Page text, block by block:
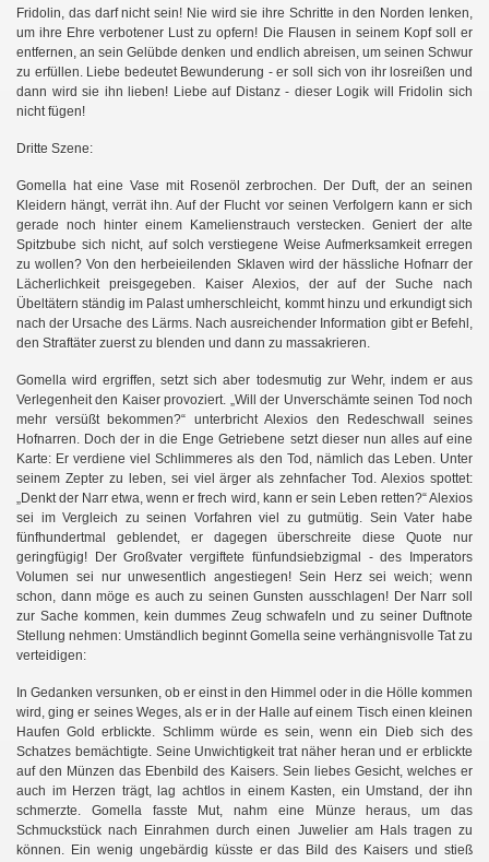
Fridolin, das darf nicht sein! Nie wird sie ihre Schritte in den Norden lenken,
um ihre Ehre verbotener Lust zu opfern! Die Flausen in seinem Kopf soll er
entfernen, an sein Gelübde denken und endlich abreisen, um seinen Schwur
zu erfüllen. Liebe bedeutet Bewunderung - er soll sich von ihr losreißen und
dann wird sie ihn lieben! Liebe auf Distanz - dieser Logik will Fridolin sich
nicht fügen!
Dritte Szene:
Gomella hat eine Vase mit Rosenöl zerbrochen. Der Duft, der an seinen
Kleidern hängt, verrät ihn. Auf der Flucht vor seinen Verfolgern kann er sich
gerade noch hinter einem Kamelienstrauch verstecken. Geniert der alte
Spitzbube sich nicht, auf solch verstiegene Weise Aufmerksamkeit erregen
zu wollen? Von den herbeieilenden Sklaven wird der hässliche Hofnarr der
Lächerlichkeit preisgegeben. Kaiser Alexios, der auf der Suche nach
Übeltätern ständig im Palast umherschleicht, kommt hinzu und erkundigt sich
nach der Ursache des Lärms. Nach ausreichender Information gibt er Befehl,
den Straftäter zuerst zu blenden und dann zu massakrieren.
Gomella wird ergriffen, setzt sich aber todesmutig zur Wehr, indem er aus
Verlegenheit den Kaiser provoziert. „Will der Unverschämte seinen Tod noch
mehr versüßt bekommen?“ unterbricht Alexios den Redeschwall seines
Hofnarren. Doch der in die Enge Getriebene setzt dieser nun alles auf eine
Karte: Er verdiene viel Schlimmeres als den Tod, nämlich das Leben. Unter
seinem Zepter zu leben, sei viel ärger als zehnfacher Tod. Alexios spottet:
„Denkt der Narr etwa, wenn er frech wird, kann er sein Leben retten?“ Alexios
sei im Vergleich zu seinen Vorfahren viel zu gutmütig. Sein Vater habe
fünfhundertmal geblendet, er dagegen überschreite diese Quote nur
geringfügig! Der Großvater vergiftete fünfundsiebzigmal - des Imperators
Volumen sei nur unwesentlich angestiegen! Sein Herz sei weich; wenn
schon, dann möge es auch zu seinen Gunsten ausschlagen! Der Narr soll
zur Sache kommen, kein dummes Zeug schwafeln und zu seiner Duftnote
Stellung nehmen: Umständlich beginnt Gomella seine verhängnisvolle Tat zu
verteidigen:
In Gedanken versunken, ob er einst in den Himmel oder in die Hölle kommen
wird, ging er seines Weges, als er in der Halle auf einem Tisch einen kleinen
Haufen Gold erblickte. Schlimm würde es sein, wenn ein Dieb sich des
Schatzes bemächtigte. Seine Unwichtigkeit trat näher heran und er erblickte
auf den Münzen das Ebenbild des Kaisers. Sein liebes Gesicht, welches er
auch im Herzen trägt, lag achtlos in einem Kasten, ein Umstand, der ihn
schmerzte. Gomella fasste Mut, nahm eine Münze heraus, um das
Schmuckstück nach Einrahmen durch einen Juwelier am Hals tragen zu
können. Ein wenig ungebärdig küsste er das Bild des Kaisers und stieß